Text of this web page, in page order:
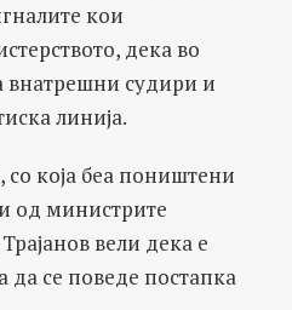
кои
дека во
внатрешни судири и
линија.
со која беа поништени
од министрите
вели дека е
да се поведе постапка